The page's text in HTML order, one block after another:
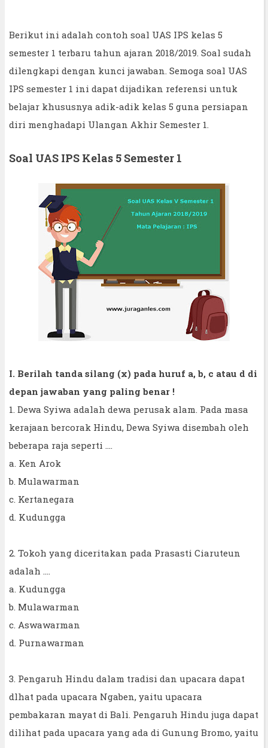
Berikut ini adalah contoh soal UAS IPS kelas 5
semester 1 terbaru tahun ajaran 2018/2019. Soal sudah
dilengkapi dengan kunci jawaban. Semoga soal UAS
IPS semester 1 ini dapat dijadikan referensi untuk
belajar khususnya adik-adik kelas 5 guna persiapan
diri menghadapi Ulangan Akhir Semester 1.
Soal UAS IPS Kelas 5 Semester 1
I. Berilah tanda silang (x) pada huruf a, b, c atau d di
depan jawaban yang paling benar !
1. Dewa Syiwa adalah dewa perusak alam. Pada masa
kerajaan bercorak Hindu, Dewa Syiwa disembah oleh
beberapa raja seperti ....
a. Ken Arok
b. Mulawarman
c. Kertanegara
d. Kudungga
2. Tokoh yang diceritakan pada Prasasti Ciaruteun
adalah ....
a. Kudungga
b. Mulawarman
c. Aswawarman
d. Purnawarman
3. Pengaruh Hindu dalam tradisi dan upacara dapat
dlhat pada upacara Ngaben, yaitu upacara
pembakaran mayat di Bali. Pengaruh Hindu juga dapat
dilihat pada upacara yang ada di Gunung Bromo, yaitu